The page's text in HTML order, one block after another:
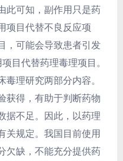
此可知，副作用只是药
项目代替不良反应项
，可能会导致患者引发
目代替药理毒理项目。
理研究两部分内容。
获得，有助于判断药物
据不足。因此，以药理
关规定。我国目前使用
欠缺，不能充分提供药